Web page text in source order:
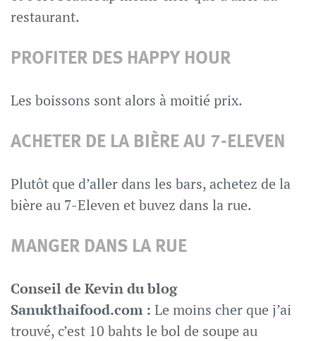
restaurant.
PROFITER DES HAPPY HOUR
Les boissons sont alors à moitié prix.
ACHETER DE LA BIÈRE AU 7-ELEVEN
Plutôt que d’aller dans les bars, achetez de la
bière au 7-Eleven et buvez dans la rue.
MANGER DANS LA RUE
Conseil de Kevin du blog
Sanukthaifood.com : Le moins cher que j’ai
trouvé, c’est 10 bahts le bol de soupe au